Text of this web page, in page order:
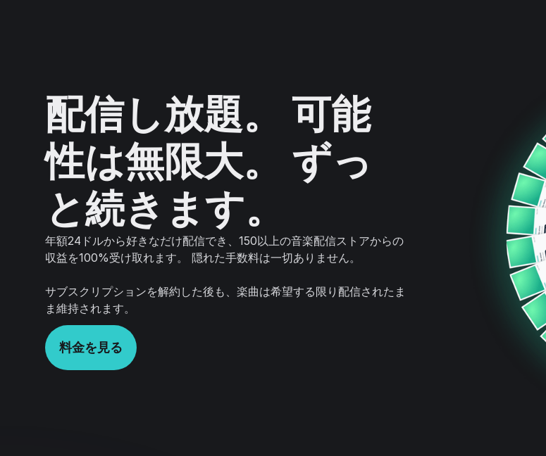
配信し放題。 可能
性は無限大。 ずっ
と続きます。
年額24ドルから好きなだけ配信でき、150以上の音楽配信ストアからの
収益を100%受け取れます。 隠れた手数料は一切ありません。
サブスクリプションを解約した後も、楽曲は希望する限り配信されたま
ま維持されます。
料金を見る